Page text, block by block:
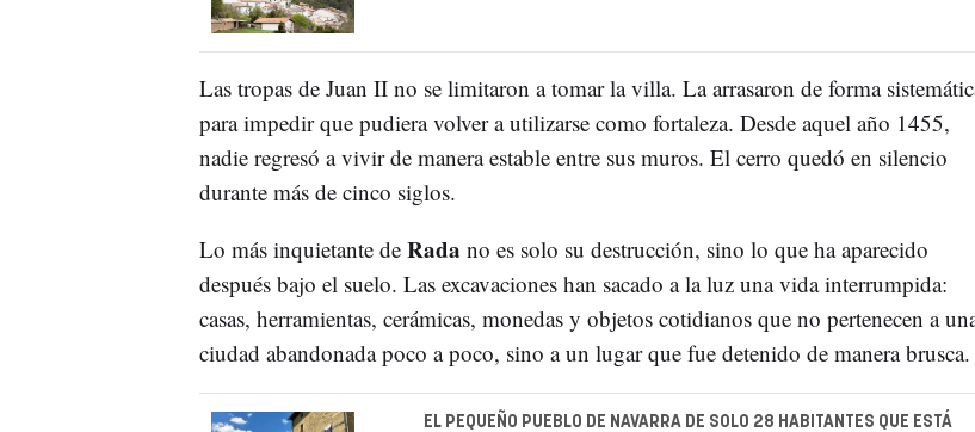
Las tropas de Juan II no se limitaron a tomar la villa. La arrasaron de forma
para impedir que pudiera volver a utilizarse como fortaleza. Desde aquel año 1455,
nadie regresó a vivir de manera estable entre sus muros. El cerro quedó en silencio
durante más de cinco siglos.
Lo más inquietante de Rada no es solo su destrucción, sino lo que ha aparecido
después bajo el suelo. Las excavaciones han sacado a la luz una vida interrumpida:
casas, herramientas, cerámicas, monedas y objetos cotidianos que no pertenecen a
ciudad abandonada poco a poco, sino a un lugar que fue detenido de manera brusca.
EL PEQUEÑO PUEBLO DE NAVARRA DE SOLO 28 HABITANTES QUE ESTÁ